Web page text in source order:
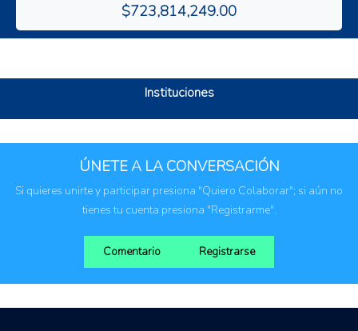
$723,814,249.00
Instituciones
ÚNETE A LA CONVERSACIÓN
Si quieres unirte y participar presiona "Quiero Colaborar"; si aún no
tienes tu cuenta presiona "Registrarme".
Comentario Registrarse